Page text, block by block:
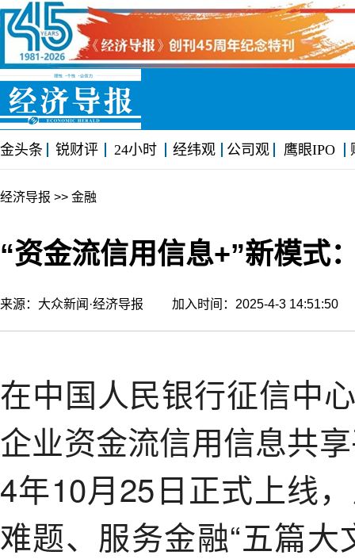
金头条 锐财评 24小时 经纬观 公司观 鹰眼IPO
经济导报 >> 金融
“资金流信用信息+”新模式
来源：大众新闻·经济导报 加入时间：2025-4-3
在中国人民银行征信中
企业资金流信用信息共
4年10月25日正式上线
难题、服务金融“五篇